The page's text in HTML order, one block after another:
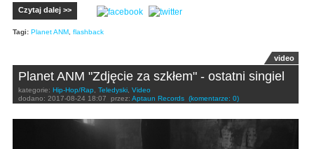
Czytaj dalej >>
Tagi: Planet ANM flashback
video
Planet ANM "Zdjęcie za szkłem" - ostatni singiel
kategorie: Hip-Hop/Rap Teledyski Video
dodano: 2017-08-24 18:07 przez: Aptaun Records (komentarze: 0)